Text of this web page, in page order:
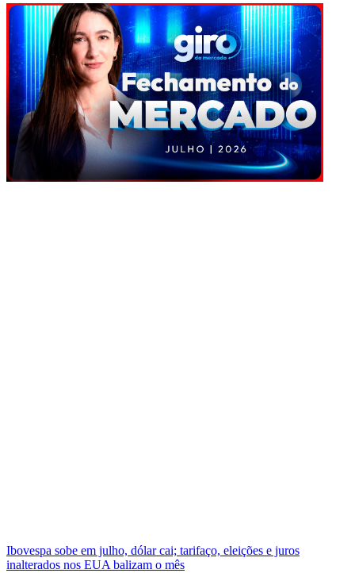
Ibovespa sobe em julho, dólar cai; tarifaço, eleições e juros
inalterados nos EUA balizam o mês